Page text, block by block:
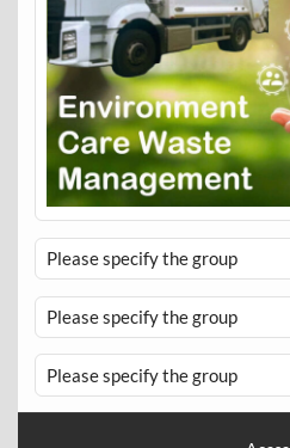
Please specify the group
Please specify the group
Please specify the group